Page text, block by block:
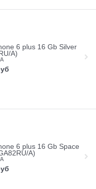
6 plus 16 Gb Silver
A)
6 plus 16 Gb Space
A)